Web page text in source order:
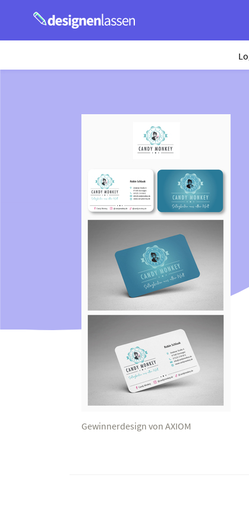
Gewinnerdesign von AXIOM